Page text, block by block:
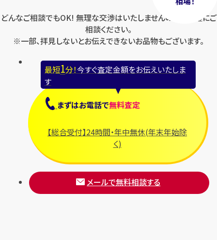
どんなご相談でもOK! 無理な交渉はいたしませんのでお気軽にご
相談ください。
※一部、拝見しないとお伝えできないお品物もございます。
最短1分！今すぐ査定金額をお伝えいたしま
す
まずはお電話で無料査定
【総合受付】24時間・年中無休(年末年始除
く)
メールで無料相談する